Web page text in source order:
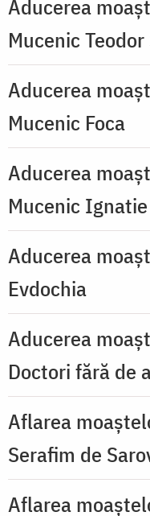
Aducerea
Mucenic
Aducerea
Mucenic Foca
Aducerea
Mucenic
Aducerea
Evdochia
Aducerea
Doctori fără de
Aflarea
Serafim de
Aflarea